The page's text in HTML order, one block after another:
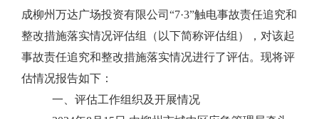
成柳州万达广场投资有限公司“7·3”触电事故责任追究和
整改措施落实情况评估组（以下简称评估组），对该起
事故责任追究和整改措施落实情况进行了评估。现将评
估情况报告如下：
一、评估工作组织及开展情况